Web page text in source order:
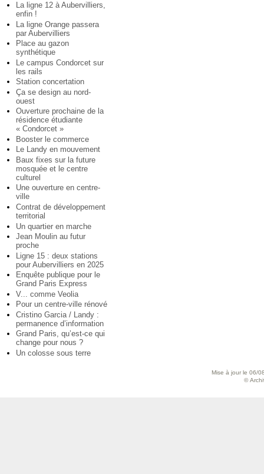
La ligne 12 à Aubervilliers,
enfin !
La ligne Orange passera
par Aubervilliers
Place au gazon
synthétique
Le campus Condorcet sur
les rails
Station concertation
Ça se design au nord-
ouest
Ouverture prochaine de la
résidence étudiante
« Condorcet »
Booster le commerce
Le Landy en mouvement
Baux fixes sur la future
mosquée et le centre
culturel
Une ouverture en centre-
ville
Contrat de développement
territorial
Un quartier en marche
Jean Moulin au futur
proche
Ligne 15 : deux stations
pour Aubervilliers en 2025
Enquête publique pour le
Grand Paris Express
V... comme Veolia
Pour un centre-ville rénové
Cristino Garcia / Landy :
permanence d’information
Grand Paris, qu’est-ce qui
change pour nous ?
Un colosse sous terre
Mise à jour le 06/
©